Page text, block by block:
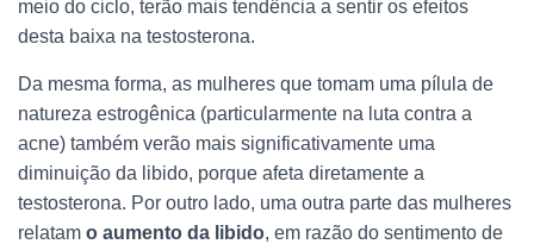
meio do ciclo, terão mais tendência a sentir os efeitos
desta baixa na testosterona.
Da mesma forma, as mulheres que tomam uma pílula de
natureza estrogênica (particularmente na luta contra a
acne) também verão mais significativamente uma
diminuição da libido, porque afeta diretamente a
testosterona. Por outro lado, uma outra parte das mulheres
relatam o aumento da libido, em razão do sentimento de